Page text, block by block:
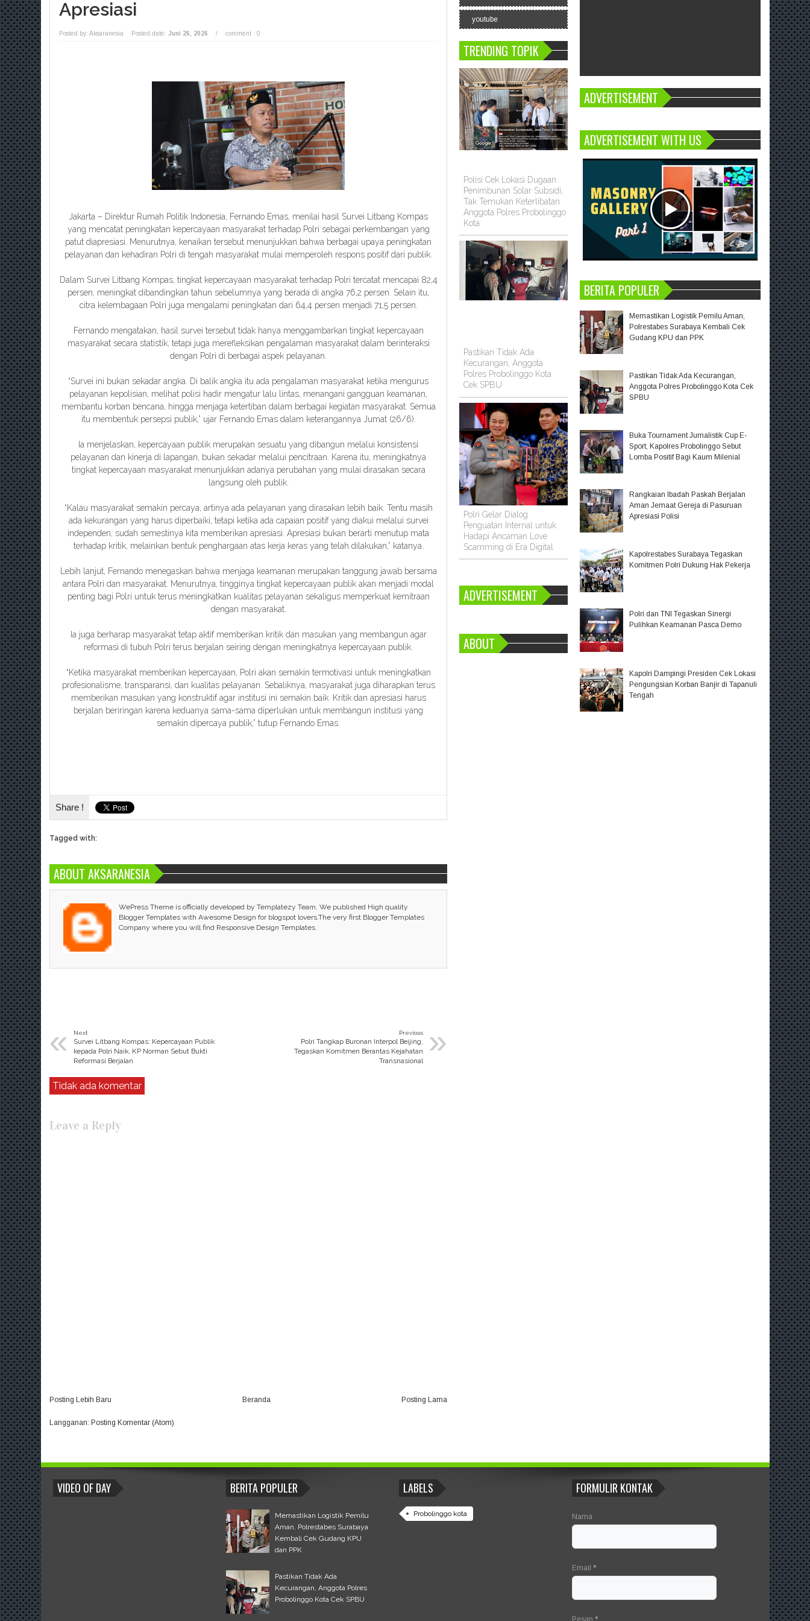
Apresiasi
Posted by: Aksaranesia Posted date: Juni 26, 2026 / comment : 0
Jakarta – Direktur Rumah Politik Indonesia, Fernando Emas, menilai hasil Survei Litbang Kompas
yang mencatat peningkatan kepercayaan masyarakat terhadap Polri sebagai perkembangan yang
patut diapresiasi. Menurutnya, kenaikan tersebut menunjukkan bahwa berbagai upaya peningkatan
pelayanan dan kehadiran Polri di tengah masyarakat mulai memperoleh respons positif dari publik.
Dalam Survei Litbang Kompas, tingkat kepercayaan masyarakat terhadap Polri tercatat mencapai 82,4
persen, meningkat dibandingkan tahun sebelumnya yang berada di angka 76,2 persen. Selain itu,
citra kelembagaan Polri juga mengalami peningkatan dari 64,4 persen menjadi 71,5 persen.
Fernando mengatakan, hasil survei tersebut tidak hanya menggambarkan tingkat kepercayaan
masyarakat secara statistik, tetapi juga merefleksikan pengalaman masyarakat dalam berinteraksi
dengan Polri di berbagai aspek pelayanan.
“Survei ini bukan sekadar angka. Di balik angka itu ada pengalaman masyarakat ketika mengurus
pelayanan kepolisian, melihat polisi hadir mengatur lalu lintas, menangani gangguan keamanan,
membantu korban bencana, hingga menjaga ketertiban dalam berbagai kegiatan masyarakat. Semua
itu membentuk persepsi publik,” ujar Fernando Emas dalam keterangannya Jumat (26/6).
Ia menjelaskan, kepercayaan publik merupakan sesuatu yang dibangun melalui konsistensi
pelayanan dan kinerja di lapangan, bukan sekadar melalui pencitraan. Karena itu, meningkatnya
tingkat kepercayaan masyarakat menunjukkan adanya perubahan yang mulai dirasakan secara
langsung oleh publik.
“Kalau masyarakat semakin percaya, artinya ada pelayanan yang dirasakan lebih baik. Tentu masih
ada kekurangan yang harus diperbaiki, tetapi ketika ada capaian positif yang diakui melalui survei
independen, sudah semestinya kita memberikan apresiasi. Apresiasi bukan berarti menutup mata
terhadap kritik, melainkan bentuk penghargaan atas kerja keras yang telah dilakukan,” katanya.
Lebih lanjut, Fernando menegaskan bahwa menjaga keamanan merupakan tanggung jawab bersama
antara Polri dan masyarakat. Menurutnya, tingginya tingkat kepercayaan publik akan menjadi modal
penting bagi Polri untuk terus meningkatkan kualitas pelayanan sekaligus memperkuat kemitraan
dengan masyarakat.
Ia juga berharap masyarakat tetap aktif memberikan kritik dan masukan yang membangun agar
reformasi di tubuh Polri terus berjalan seiring dengan meningkatnya kepercayaan publik.
“Ketika masyarakat memberikan kepercayaan, Polri akan semakin termotivasi untuk meningkatkan
profesionalisme, transparansi, dan kualitas pelayanan. Sebaliknya, masyarakat juga diharapkan terus
memberikan masukan yang konstruktif agar institusi ini semakin baik. Kritik dan apresiasi harus
berjalan beriringan karena keduanya sama-sama diperlukan untuk membangun institusi yang
semakin dipercaya publik,” tutup Fernando Emas.
Share !
Tagged with:
ABOUT AKSARANESIA
WePress Theme is officially developed by Templatezy Team. We published High quality
Blogger Templates with Awesome Design for blogspot lovers.The very first Blogger Templates
Company where you will find Responsive Design Templates.
« Next
Survei Litbang Kompas: Kepercayaan Publik
kepada Polri Naik, KP Norman Sebut Bukti
Reformasi Berjalan
»
Previous
Polri Tangkap Buronan Interpol Beijing,
Tegaskan Komitmen Berantas Kejahatan
Transnasional
Tidak ada komentar
Leave a Reply
Posting Lebih Baru Posting Lama
Beranda
Langganan: Posting Komentar (Atom)
youtube
TRENDING TOPIK
Polisi Cek Lokasi Dugaan
Penimbunan Solar Subsidi,
Tak Temukan Keterlibatan
Anggota Polres Probolinggo
Kota
Pastikan Tidak Ada
Kecurangan, Anggota
Polres Probolinggo Kota
Cek SPBU
Polri Gelar Dialog
Penguatan Internal untuk
Hadapi Ancaman Love
Scamming di Era Digital
ADVERTISEMENT
ABOUT
ADVERTISEMENT
ADVERTISEMENT WITH US
BERITA POPULER
Memastikan Logistik Pemilu Aman,
Polrestabes Surabaya Kembali Cek
Gudang KPU dan PPK
Pastikan Tidak Ada Kecurangan,
Anggota Polres Probolinggo Kota Cek
SPBU
Buka Tournament Jurnalistik Cup E-
Sport, Kapolres Probolinggo Sebut
Lomba Positif Bagi Kaum Milenial
Rangkaian Ibadah Paskah Berjalan
Aman Jemaat Gereja di Pasuruan
Apresiasi Polisi
Kapolrestabes Surabaya Tegaskan
Komitmen Polri Dukung Hak Pekerja
Polri dan TNI Tegaskan Sinergi
Pulihkan Keamanan Pasca Demo
Kapolri Dampingi Presiden Cek Lokasi
Pengungsian Korban Banjir di Tapanuli
Tengah
BLOGROLL
VIDEO OF DAY BERITA POPULER
Memastikan Logistik Pemilu
Aman, Polrestabes Surabaya
Kembali Cek Gudang KPU
dan PPK
Pastikan Tidak Ada
Kecurangan, Anggota Polres
Probolinggo Kota Cek SPBU
LABELS
Probolinggo kota
FORMULIR KONTAK
Nama
Email*
Pesan*